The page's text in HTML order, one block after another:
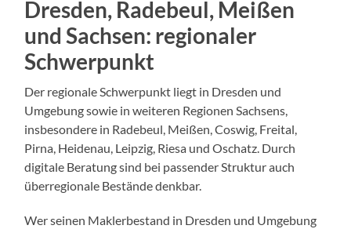
Dresden, Radebeul, Meißen
und Sachsen: regionaler
Schwerpunkt
Der regionale Schwerpunkt liegt in Dresden und
Umgebung sowie in weiteren Regionen Sachsens,
insbesondere in Radebeul, Meißen, Coswig, Freital,
Pirna, Heidenau, Leipzig, Riesa und Oschatz. Durch
digitale Beratung sind bei passender Struktur auch
überregionale Bestände denkbar.
Wer seinen Maklerbestand in Dresden und Umgebung